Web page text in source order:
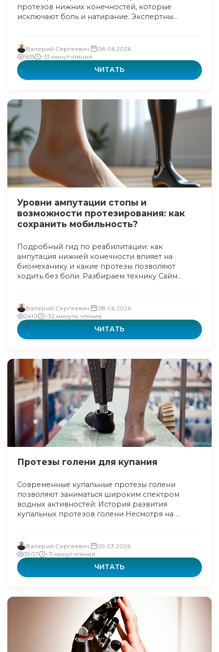
протезов нижних конечностей, которые
исключают боль и натирание. Экспертны...
Валерий Сергеевич
08.06.2026
1615
~13 минут чтения
ЧИТАТЬ
Уровни ампутации стопы и
возможности протезирования: как
сохранить мобильность?
Подробный гид по реабилитации: как
ампутация нижней конечности влияет на
биомеханику и какие протезы позволяют
ходить без боли. Разбираем технику Сайм...
Валерий Сергеевич
08.06.2026
2410
~32 минуты чтения
ЧИТАТЬ
Протезы голени для купания
Современные купальные протезы голени
позволяют заниматься широким спектром
водных активностей: История развития
купальных протезов голени Несмотря на ...
Валерий Сергеевич
09.03.2026
3907
~11 минут чтения
ЧИТАТЬ